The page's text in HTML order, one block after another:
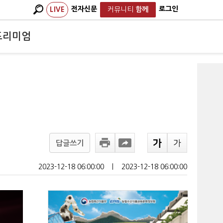
LIVE 전자신문 커뮤니티 함께 로그인
리미엄
답글쓰기
2023-12-18 06:00:00 2023-12-18 06:00:00